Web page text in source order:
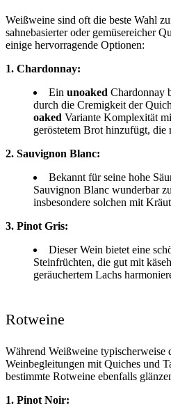
Weißweine sind oft die beste Wahl
sahnebasierter oder gemüsereicher
einige hervorragende Optionen:
1. Chardonnay:
Ein unoaked Chardonnay
durch die Cremigkeit der
oaked Variante Komplexität
geröstetem Brot hinzufügt, die
2. Sauvignon Blanc:
Bekannt für seine hohe
Sauvignon Blanc wunderbar
insbesondere solchen mit
3. Pinot Gris:
Dieser Wein bietet eine
Steinfrüchten, die gut mit
geräuchertem Lachs
Rotweine
Während Weißweine typischerweise
Weinbegleitungen mit Quiches und
bestimmte Rotweine ebenfalls
1. Pinot Noir: